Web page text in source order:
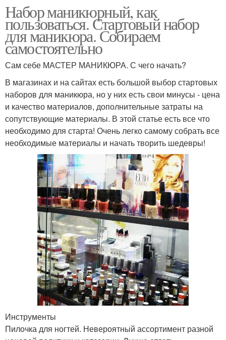
Набор маникюрный, как
пользоваться. Стартовый набор
для маникюра. Собираем
самостоятельно
Сам себе МАСТЕР МАНИКЮРА. С чего начать?
В магазинах и на сайтах есть большой выбор стартовых
наборов для маникюра, но у них есть свои минусы - цена
и качество материалов, дополнительные затраты на
сопутствующие материалы. В этой статье есть все что
необходимо для старта! Очень легко самому собрать все
необходимые материалы и начать творить шедевры!
Инструменты
Пилочка для ногтей. Невероятный ассортимент разной